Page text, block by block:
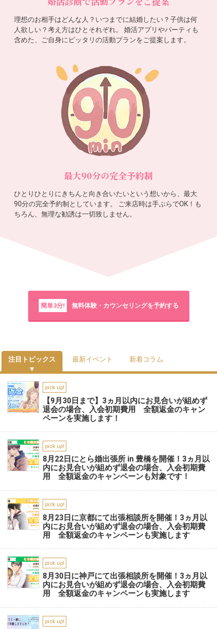
理想のお相手はどんな人？いつまでに結婚したい？子供は何
人欲しい？考え方はひとそれぞれ。 婚活アプリやパーティも
含めた、ご自身にピッタリの活動プランをご提案します。
最大90分の完全予約制
ひとりひとりにきちんと向き合いたいという想いから、最大
90分の完全予約制としています。 ご来店時は手ぶらでOK！も
ちろん、無理な勧誘は一切致しません。
簡単3分! 無料体験・カウンセリングを予約する
注目トピックス 最新イベント 新着コラム
pick up!
【9月30日まで】3ヵ月以内にお見合いが組めず
退会の場合、入会初期費用 全額返金のキャン
ペーンを実施します！
pick up!
8月22日にとら婚出張所 in 豊橋を開催！3ヵ月以
内にお見合いが組めず退会の場合、入会初期費
用 全額返金のキャンペーンも対象です！
pick up!
8月23日に京都にて出張相談所を開催！3ヵ月以
内にお見合いが組めず退会の場合、入会初期費
用 全額返金のキャンペーンも実施します
pick up!
8月30日に神戸にて出張相談所を開催！3ヵ月以
内にお見合いが組めず退会の場合、入会初期費
用 全額返金のキャンペーンも実施します
pick up!